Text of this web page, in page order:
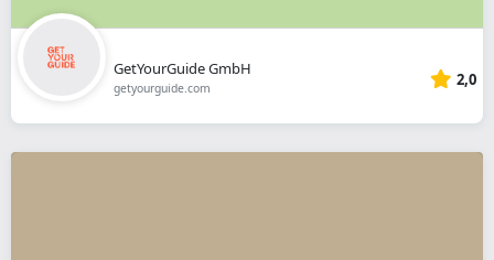
GetYourGuide GmbH
getyourguide.com 2,0